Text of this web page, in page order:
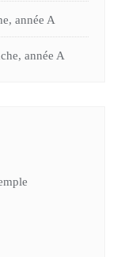
année A
année A